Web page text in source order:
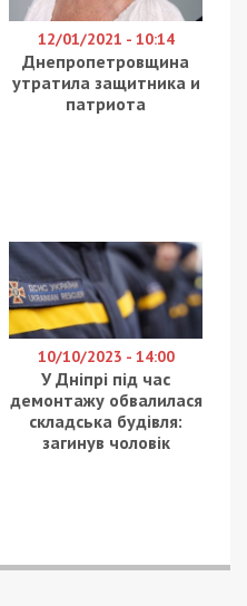
12/01/2021 - 10:14
Днепропетровщина
утратила защитника и
патриота
10/10/2023 - 14:00
У Дніпрі під час
демонтажу обвалилася
складська будівля:
загинув чоловік